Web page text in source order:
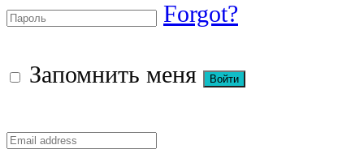
Forgot?
Запомнить меня